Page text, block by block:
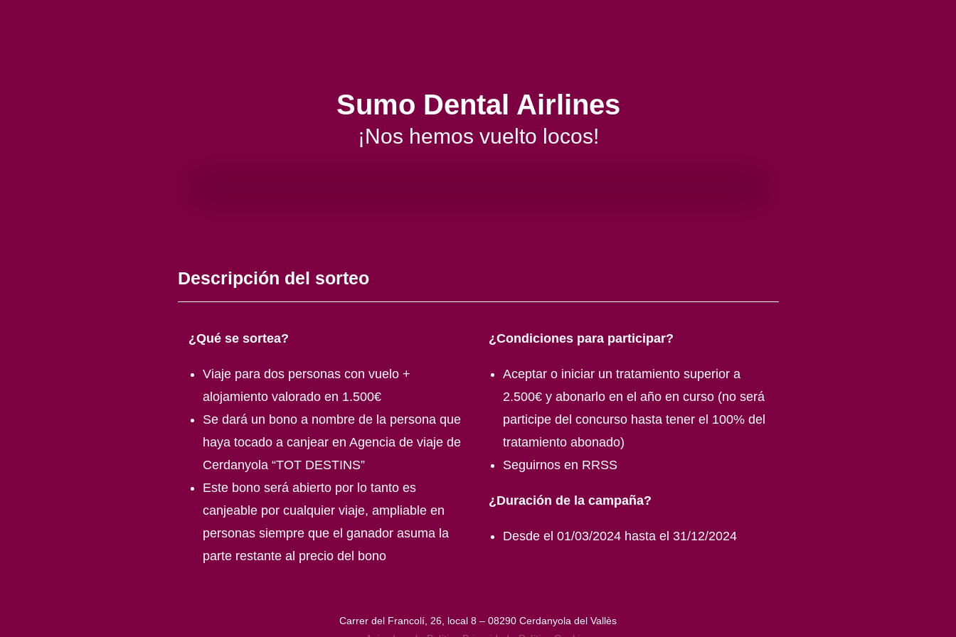
Sumo Dental Airlines
¡Nos hemos vuelto locos!
Descripción del sorteo
¿Qué se sortea?
Viaje para dos personas con vuelo +
alojamiento valorado en 1.500€
Se dará un bono a nombre de la persona que
haya tocado a canjear en Agencia de viaje de
Cerdanyola “TOT DESTINS”
Este bono será abierto por lo tanto es
canjeable por cualquier viaje, ampliable en
personas siempre que el ganador asuma la
parte restante al precio del bono
¿Condiciones para participar?
Aceptar o iniciar un tratamiento superior a
2.500€ y abonarlo en el año en curso (no será
participe del concurso hasta tener el 100% del
tratamiento abonado)
Seguirnos en RRSS
¿Duración de la campaña?
Desde el 01/03/2024 hasta el 31/12/2024
Carrer del Francolí, 26, local 8 – 08290 Cerdanyola del Vallès